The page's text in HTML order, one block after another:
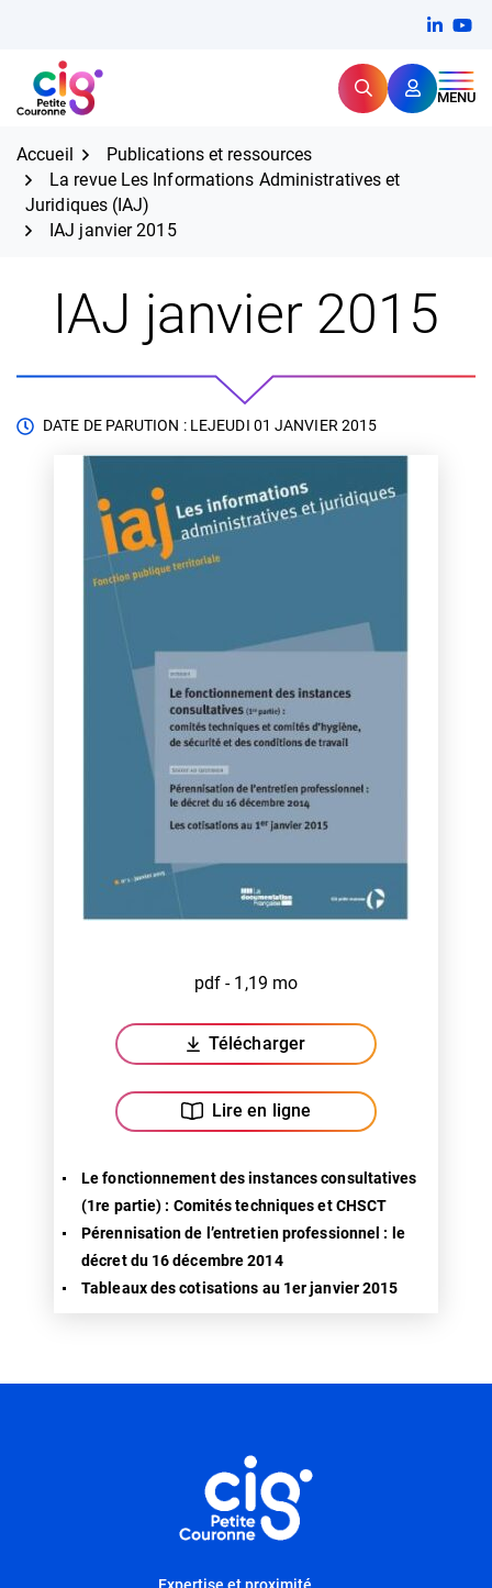
contenu
CIG Petite Couronne RechercherMENU
Expertise et proximité pour
Accueil
Publications et ressources
La revue Les Informations Administratives et
Juridiques (IAJ)
IAJ janvier 2015
IAJ janvier 2015
DATE DE PARUTION : LEJEUDI 01 JANVIER 2015
pdf - 1,19 mo
Télécharger
(ouverture dans un nouvel
Lire en ligne
Le fonctionnement des instances consultatives
(1re partie) : Comités techniques et CHSCT
Pérennisation de l’entretien professionnel : le
décret du 16 décembre 2014
Tableaux des cotisations au 1er janvier 2015